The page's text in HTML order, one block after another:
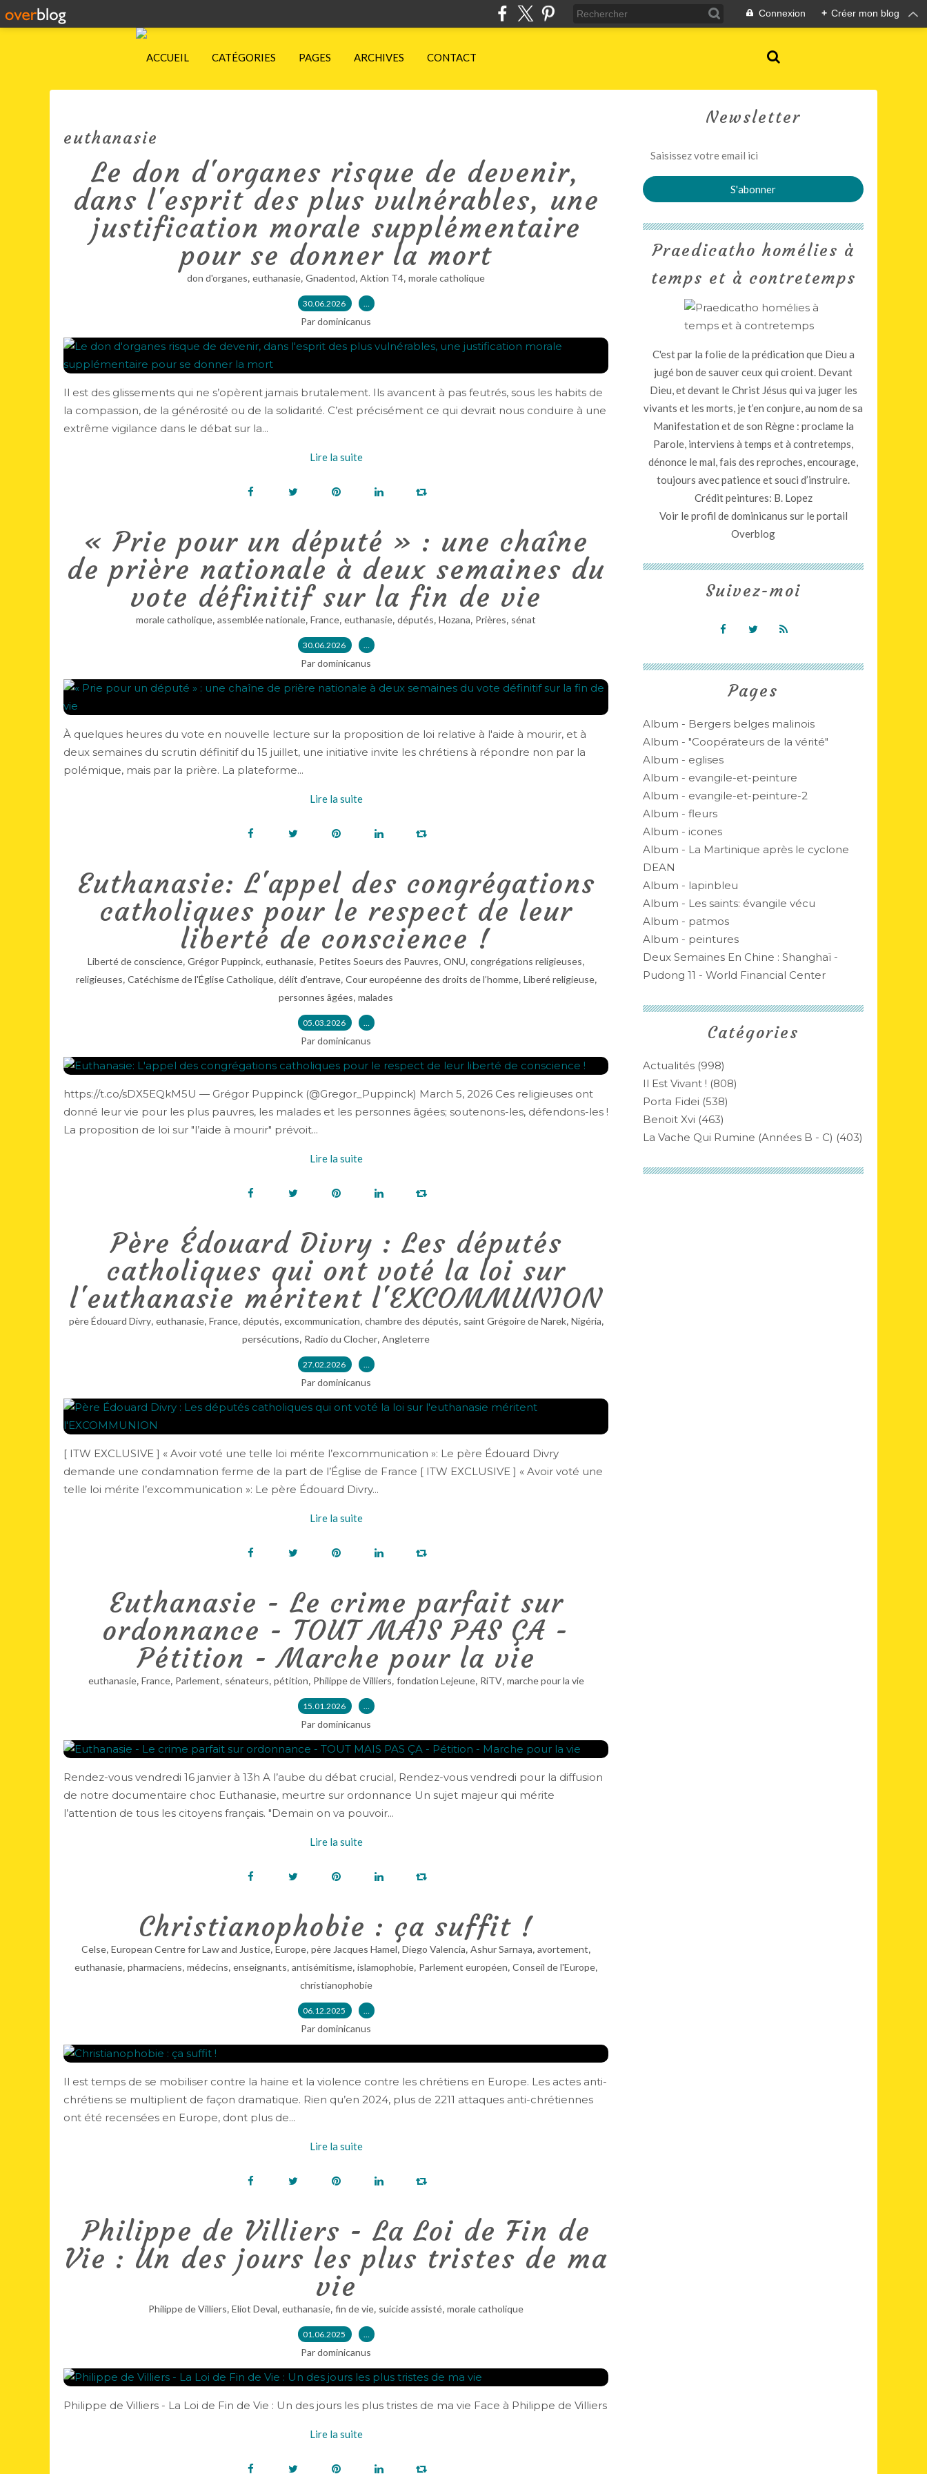
Connexion + Créer mon blog
ACCUEIL CATÉGORIES PAGES ARCHIVES CONTACT
euthanasie
Le don d'organes risque de devenir,
dans l'esprit des plus vulnérables, une
justification morale supplémentaire
pour se donner la mort
don d'organes, euthanasie, Gnadentod, Aktion T4, morale catholique
30.06.2026 …
Par dominicanus
Il est des glissements qui ne s’opèrent jamais brutalement. Ils avancent à pas feutrés, sous les habits de
la compassion, de la générosité ou de la solidarité. C’est précisément ce qui devrait nous conduire à une
extrême vigilance dans le débat sur la...
Lire la suite
« Prie pour un député » : une chaîne
de prière nationale à deux semaines du
vote définitif sur la fin de vie
morale catholique, assemblée nationale, France, euthanasie, députés, Hozana, Prières, sénat
30.06.2026 …
Par dominicanus
À quelques heures du vote en nouvelle lecture sur la proposition de loi relative à l'aide à mourir, et à
deux semaines du scrutin définitif du 15 juillet, une initiative invite les chrétiens à répondre non par la
polémique, mais par la prière. La plateforme...
Lire la suite
Euthanasie: L'appel des congrégations
catholiques pour le respect de leur
liberté de conscience !
Liberté de conscience, Grégor Puppinck, euthanasie, Petites Soeurs des Pauvres, ONU, congrégations religieuses,
religieuses, Catéchisme de l'Église Catholique, délit d’entrave, Cour européenne des droits de l’homme, Liberé religieuse,
personnes âgées, malades
05.03.2026 …
Par dominicanus
https://t.co/sDX5EQkM5U — Grégor Puppinck (@Gregor_Puppinck) March 5, 2026 Ces religieuses ont
donné leur vie pour les plus pauvres, les malades et les personnes âgées; soutenons-les, défendons-les !
La proposition de loi sur "l’aide à mourir" prévoit...
Lire la suite
Père Édouard Divry : Les députés
catholiques qui ont voté la loi sur
l'euthanasie méritent l'EXCOMMUNION
père Édouard Divry, euthanasie, France, députés, excommunication, chambre des députés, saint Grégoire de Narek, Nigéria,
persécutions, Radio du Clocher, Angleterre
27.02.2026 …
Par dominicanus
[ ITW EXCLUSIVE ] « Avoir voté une telle loi mérite l’excommunication »: Le père Édouard Divry
demande une condamnation ferme de la part de l’Église de France [ ITW EXCLUSIVE ] « Avoir voté une
telle loi mérite l’excommunication »: Le père Édouard Divry...
Lire la suite
Euthanasie - Le crime parfait sur
ordonnance - TOUT MAIS PAS ÇA -
Pétition - Marche pour la vie
euthanasie, France, Parlement, sénateurs, pétition, Philippe de Villiers, fondation Lejeune, RiTV, marche pour la vie
15.01.2026 …
Par dominicanus
Rendez-vous vendredi 16 janvier à 13h A l’aube du débat crucial, Rendez-vous vendredi pour la diffusion
de notre documentaire choc Euthanasie, meurtre sur ordonnance Un sujet majeur qui mérite
l’attention de tous les citoyens français. "Demain on va pouvoir...
Lire la suite
Christianophobie : ça suffit !
Celse, European Centre for Law and Justice, Europe, père Jacques Hamel, Diego Valencia, Ashur Sarnaya, avortement,
euthanasie, pharmaciens, médecins, enseignants, antisémitisme, islamophobie, Parlement européen, Conseil de l'Europe,
christianophobie
06.12.2025 …
Par dominicanus
Il est temps de se mobiliser contre la haine et la violence contre les chrétiens en Europe. Les actes anti-
chrétiens se multiplient de façon dramatique. Rien qu’en 2024, plus de 2211 attaques anti-chrétiennes
ont été recensées en Europe, dont plus de...
Lire la suite
Philippe de Villiers - La Loi de Fin de
Vie : Un des jours les plus tristes de ma
vie
Philippe de Villiers, Eliot Deval, euthanasie, fin de vie, suicide assisté, morale catholique
01.06.2025 …
Par dominicanus
Philippe de Villiers - La Loi de Fin de Vie : Un des jours les plus tristes de ma vie Face à Philippe de Villiers
Lire la suite
Newsletter
Catégories
Actualités (998)
Il Est Vivant ! (808)
Porta Fidei (538)
Benoit Xvi (463)
La Vache Qui Rumine (années B - C) (403)
Pages
Album - Bergers belges malinois
Album - "Coopérateurs de la vérité"
Album - eglises
Album - evangile-et-peinture
Album - evangile-et-peinture-2
Album - fleurs
Album - icones
Album - La Martinique après le cyclone
DEAN
Album - lapinbleu
Album - Les saints: évangile vécu
Album - patmos
Album - peintures
Deux Semaines En Chine : Shanghaï -
Pudong 11 - World Financial Center
Praedicatho homélies à
temps et à contretemps
C'est par la folie de la prédication que Dieu a
jugé bon de sauver ceux qui croient. Devant
Dieu, et devant le Christ Jésus qui va juger les
vivants et les morts, je t’en conjure, au nom de sa
Manifestation et de son Règne : proclame la
Parole, interviens à temps et à contretemps,
dénonce le mal, fais des reproches, encourage,
toujours avec patience et souci d’instruire.
Crédit peintures: B. Lopez
Voir le profil dedominicanus sur le portail
Overblog
Suivez-moi